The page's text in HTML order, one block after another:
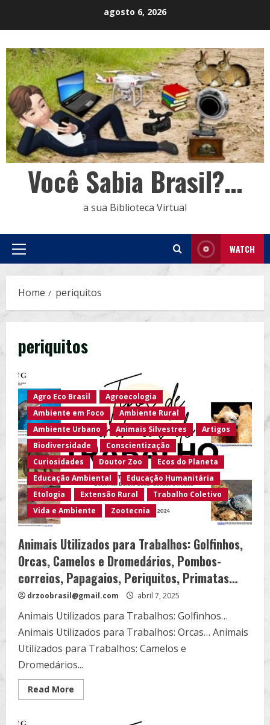
agosto 6, 2026
Você Sabia Brasil?…
a sua Biblioteca Virtual
Primary
WATCH
Home periquitos
periquitos
Agro Eco Brasil
Agroecologia
Ambiente em Foco
Ambiente Rural
Ambiente Urbano
Animais Silvestres
Artigos
Biodiversidade
Conscientização
Curiosidades
Doutor Zoo
Ecos do Planeta
Educação Ambiental
Educação Humanitária
Etologia
Extensão Rural
Trabalho Coletivo
Vida e Ambiente
Zootecnia
Animais Utilizados para Trabalhos: Golfinhos,
Orcas, Camelos e Dromedários, Pombos-
correios, Papagaios, Periquitos, Primatas…
drzoobrasil@gmail.com abril 7, 2025
Animais Utilizados para Trabalhos: Golfinhos…
Animais Utilizados para Trabalhos: Orcas… Animais
Utilizados para Trabalhos: Camelos e
Dromedários...
Read More
more